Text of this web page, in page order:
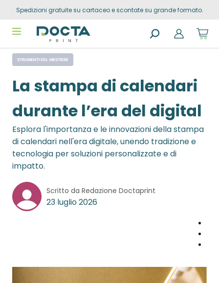
Skip to
Spedizioni gratuite su cartaceo e scontate su grande formato.
Search
products
STRUMENTI DEL MESTIERE
La stampa di calendari
durante l’era del digital
Esplora l'importanza e le innovazioni della stampa
di calendari nell'era digitale, unendo tradizione e
tecnologia per soluzioni personalizzate e di
impatto.
Scritto da Redazione Doctaprint
23 luglio 2026